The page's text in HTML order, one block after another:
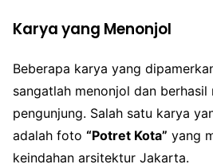
Karya yang Menonjol
Beberapa karya yang
sangatlah menonjol dan
pengunjung. Salah satu karya
adalah foto “Potret Kota” yang
keindahan arsitektur Jakarta.